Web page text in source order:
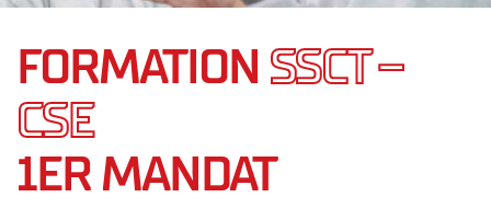
FORMATION SSCT –
CSE
1ER MANDAT